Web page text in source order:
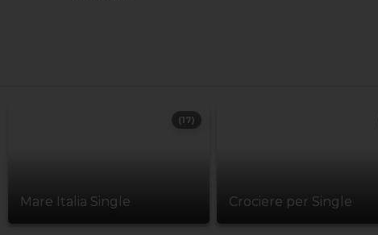
Mare Italia Single
(17)
Crociere per Single